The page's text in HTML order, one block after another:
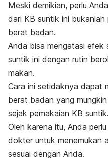
Meski demikian, perlu
dari KB suntik ini
berat badan.
Anda bisa mengatasi efek
suntik ini dengan rutin
makan.
Cara ini setidaknya dapat
berat badan yang
sejak pemakaian KB suntik.
Oleh karena itu, Anda
dokter untuk menemukan
sesuai dengan Anda.